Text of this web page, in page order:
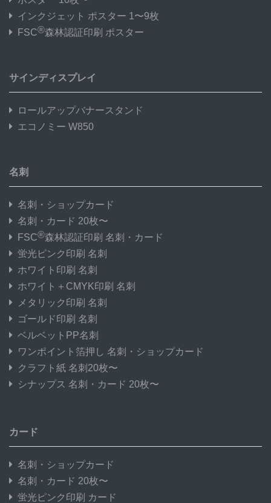
インクジェット ポスター 1〜9枚
FSC®森林認証印刷 ポスター
サインディスプレイ
ロールアップバナースタンド
エコノミー W850
名刺
名刺・ショップカード
名刺・カード 20枚〜
FSC®森林認証印刷 名刺・カード
蛍光ピンク印刷 名刺
ホワイト印刷 名刺
ホワイト＋CMYK印刷 名刺
メタリック印刷 名刺
ゴールド印刷 名刺
ベルベットPP名刺
ワンポイント箔押し 名刺・ショップカード
クラフト紙 名刺20枚〜
シナップス 名刺・カード 20枚〜
カード
名刺・ショップカード
名刺・カード 20枚〜
蛍光ピンク印刷 カード